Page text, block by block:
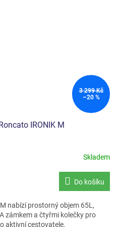
3 299 Kč
–20 %
IRONIK M
Skladem
Do košíku
nabízí prostorný objem 65L,
zámkem a čtyřmi kolečky pro
aktivní cestovatele.